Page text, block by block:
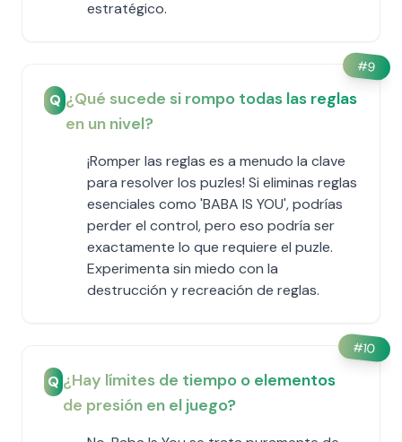
estratégico.
#9
Q ¿Qué sucede si rompo todas las reglas
en un nivel?
¡Romper las reglas es a menudo la clave
para resolver los puzles! Si eliminas reglas
esenciales como 'BABA IS YOU', podrías
perder el control, pero eso podría ser
exactamente lo que requiere el puzle.
Experimenta sin miedo con la
destrucción y recreación de reglas.
#10
Q ¿Hay límites de tiempo o elementos
de presión en el juego?